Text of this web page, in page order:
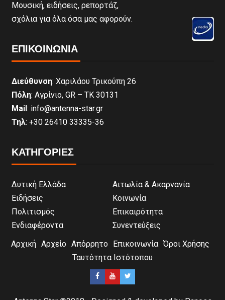
Μουσική, ειδήσεις, ρεπορτάζ,
σχόλια για όλα όσα μας αφορούν.
ΕΠΙΚΟΙΝΩΝΊΑ
Διεύθυνση: Χαριλάου Τρικούπη 26
Πόλη: Αγρίνιο, GR – ΤΚ 30131
Mail : info@antenna-star.gr
Τηλ: +30 26410 33335-36
ΚΑΤΗΓΟΡΙΕΣ
Δυτική Ελλάδα
Αιτωλία & Ακαρνανία
Ειδήσεις
Κοινωνία
Πολιτισμός
Επικαιρότητα
Ενδιαφέροντα
Συνεντεύξεις
Αρχική Αρχείο Απόρρητο Επικοινωνία Όροι Χρήσης
Ταυτότητα Ιστότοπου